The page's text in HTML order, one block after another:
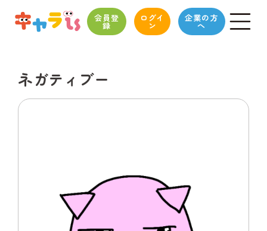
会員登
録
ログイ
ン
企業の方
へ
ネガティブー